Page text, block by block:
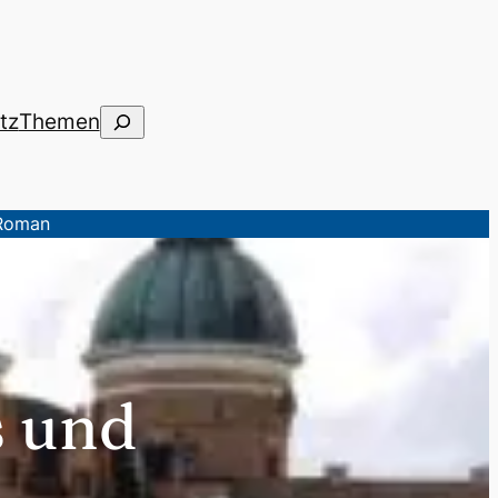
ThemenSuchen
und